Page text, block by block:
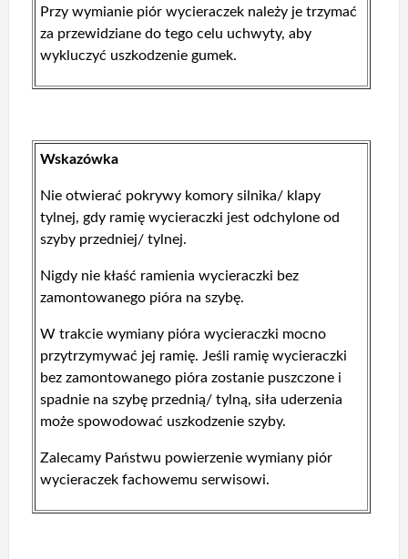
Przy wymianie piór wycieraczek należy je trzymać
za przewidziane do tego celu uchwyty, aby
wykluczyć uszkodzenie gumek.
Wskazówka
Nie otwierać pokrywy komory silnika/ klapy
tylnej, gdy ramię wycieraczki jest odchylone od
szyby przedniej/ tylnej.
Nigdy nie kłaść ramienia wycieraczki bez
zamontowanego pióra na szybę.
W trakcie wymiany pióra wycieraczki mocno
przytrzymywać jej ramię. Jeśli ramię wycieraczki
bez zamontowanego pióra zostanie puszczone i
spadnie na szybę przednią/ tylną, siła uderzenia
może spowodować uszkodzenie szyby.
Zalecamy Państwu powierzenie wymiany piór
wycieraczek fachowemu serwisowi.